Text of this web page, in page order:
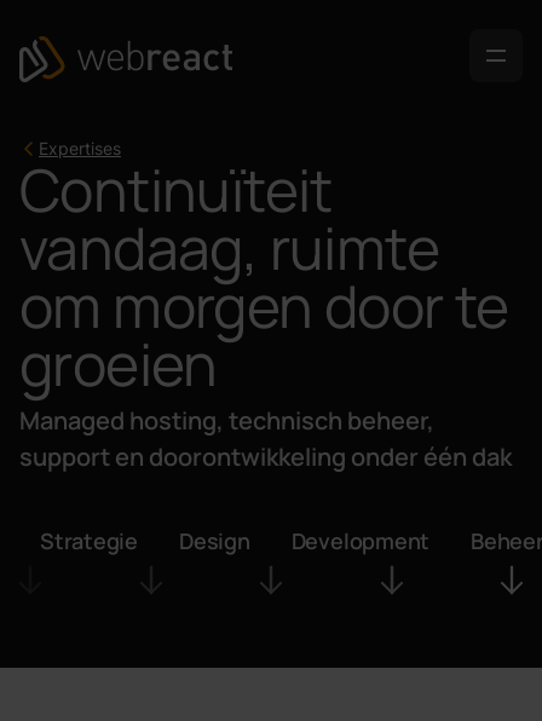
Webreact
Expertises
Continuïteit
vandaag, ruimte
om morgen door te
groeien
Managed hosting, technisch beheer,
support en doorontwikkeling onder één dak
Strategie Design Development